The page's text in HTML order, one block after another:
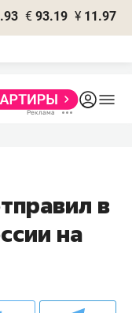
€ 93.19 ¥ 11.97
в
на